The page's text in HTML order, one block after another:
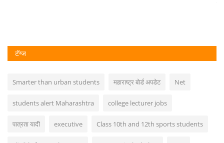
टॅग्ज
Smarter than urban students महाराष्ट्र बोर्ड अपडेट Net
students alert Maharashtra college lecturer jobs
पात्रता यादी executive Class 10th and 12th sports students